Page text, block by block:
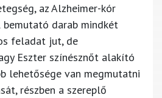
az Alzheimer-kór
darab mindkét
feladat jut, de
Eszter színésznőt alakító
lehetősége van megmutatni
részben a szereplő